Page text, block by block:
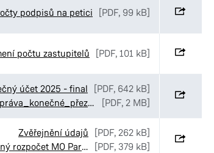
podpisů na petici [PDF, 99 kB]
počtu zastupitelů [PDF, 101 kB]
účet 2025 - final
[PDF, 642 kB]
2025_Zpráva_konečné_přezkoumání_Pardubice_01_01_2025_31_12_2025
[PDF, 2 MB]
Zvěřejnění údajů
[PDF, 262 kB]
Schválený rozpočet MO Pardubice I na rok 2026 ÚŘEDNÍ DESKA
[PDF, 379 kB]